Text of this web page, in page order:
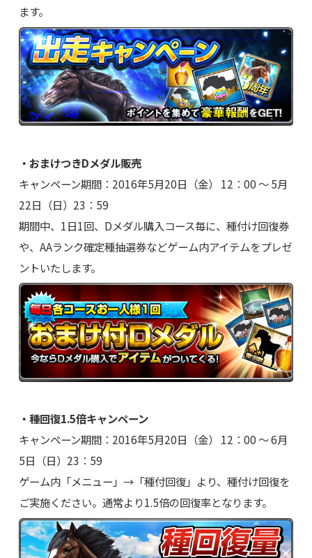
ます。
・おまけつきDメダル販売
キャンペーン期間：2016年5月20日（金） 12：00 ～ 5月
22日（日）23：59
期間中、1日1回、Dメダル購入コース毎に、種付け回復券
や、AAランク確定種抽選券などゲーム内アイテムをプレゼ
ントいたします。
・種回復1.5倍キャンペーン
キャンペーン期間：2016年5月20日（金） 12：00 ～ 6月
5日（日）23：59
ゲーム内「メニュー」→「種付回復」より、種付け回復を
ご実施ください。通常より1.5倍の回復率となります。